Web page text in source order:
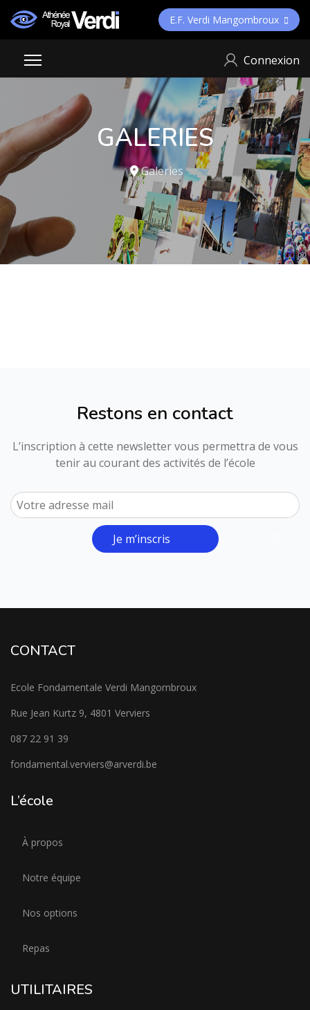
E.F. Verdi Mangombroux
Connexion
GALERIES
Galeries
Restons en contact
L’inscription à cette newsletter vous permettra de vous
tenir au courant des activités de l’école
Je m’inscris
CONTACT
Ecole Fondamentale Verdi Mangombroux
Rue Jean Kurtz 9, 4801 Verviers
087 22 91 39
fondamental.verviers@arverdi.be
L’école
À propos
Notre équipe
Nos options
Repas
UTILITAIRES